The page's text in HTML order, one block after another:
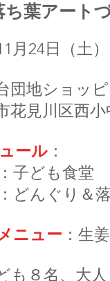
ち葉アート
月24日（土
団地ショッ
川区西小
ール ：
子ども食堂
どんぐり＆
ニュー ：生
も８名、大